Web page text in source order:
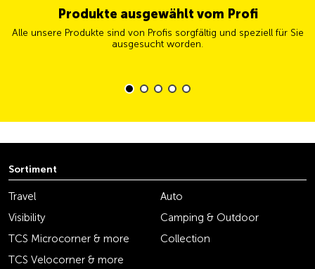
Produkte ausgewählt vom Profi
Alle unsere Produkte sind von Profis sorgfältig und speziell für Sie
ausgesucht worden.
Sortiment
Travel
Auto
Visibility
Camping & Outdoor
TCS Microcorner & more
Collection
TCS Velocorner & more